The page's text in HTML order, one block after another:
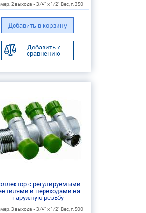
2 выхода - 3/4" х 1/2" Вес, г: 350
Добавить к
сравнению
с регулируемыми
и переходами на
наружную резьбу
3 выхода - 3/4" х 1/2" Вес, г: 500